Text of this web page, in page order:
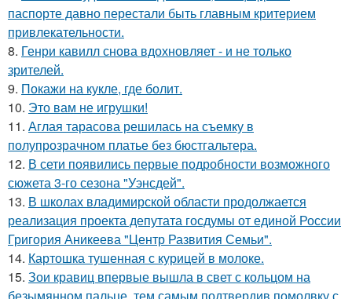
паспорте давно перестали быть главным критерием
привлекательности.
8. Генри кавилл снова вдохновляет - и не только
зрителей.
9. Покажи на кукле, где болит.
10. Это вам не игрушки!
11. Аглая тарасова решилась на съемку в
полупрозрачном платье без бюстгальтера.
12. В сети появились первые подробности возможного
сюжета 3-го сезона "Уэнсдей".
13. В школах владимирской области продолжается
реализация проекта депутата госдумы от единой России
Григория Аникеева "Центр Развития Семьи".
14. Картошка тушенная с курицей в молоке.
15. Зои кравиц впервые вышла в свет с кольцом на
безымянном пальце, тем самым подтвердив помолвку с